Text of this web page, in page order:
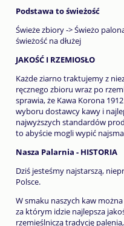
Podstawa to świeżość
Świeże zbiory -> Świeżo
świeżość na dłużej
JAKOŚĆ I RZEMIOSŁO
Każde ziarno traktujemy z
ręcznego zbioru wraz po
sprawia, że Kawa Korona
wyboru dostawcy kawy i
najwyższych standardów
to abyście mogli wypić
Nasza Palarnia - HISTORIA
Dziś jesteśmy najstarszą,
Polsce.
W smaku naszych kaw
za którym idzie najlepsza
rzemieślniczą tradycję